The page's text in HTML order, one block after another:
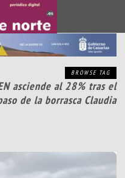
BROWSE TAG
asciende al 28% tras el
de la borrasca Claudia